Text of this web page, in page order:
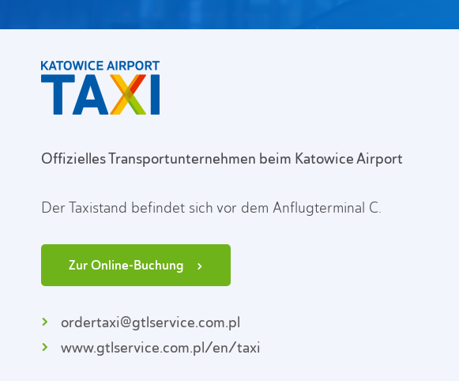
Offizielles Transportunternehmen beim Katowice Airport
Der Taxistand befindet sich vor dem Anflugterminal C.
Zur Online-Buchung​
ordertaxi@gtlservice.com.pl
www.gtlservice.com.pl/en/taxi